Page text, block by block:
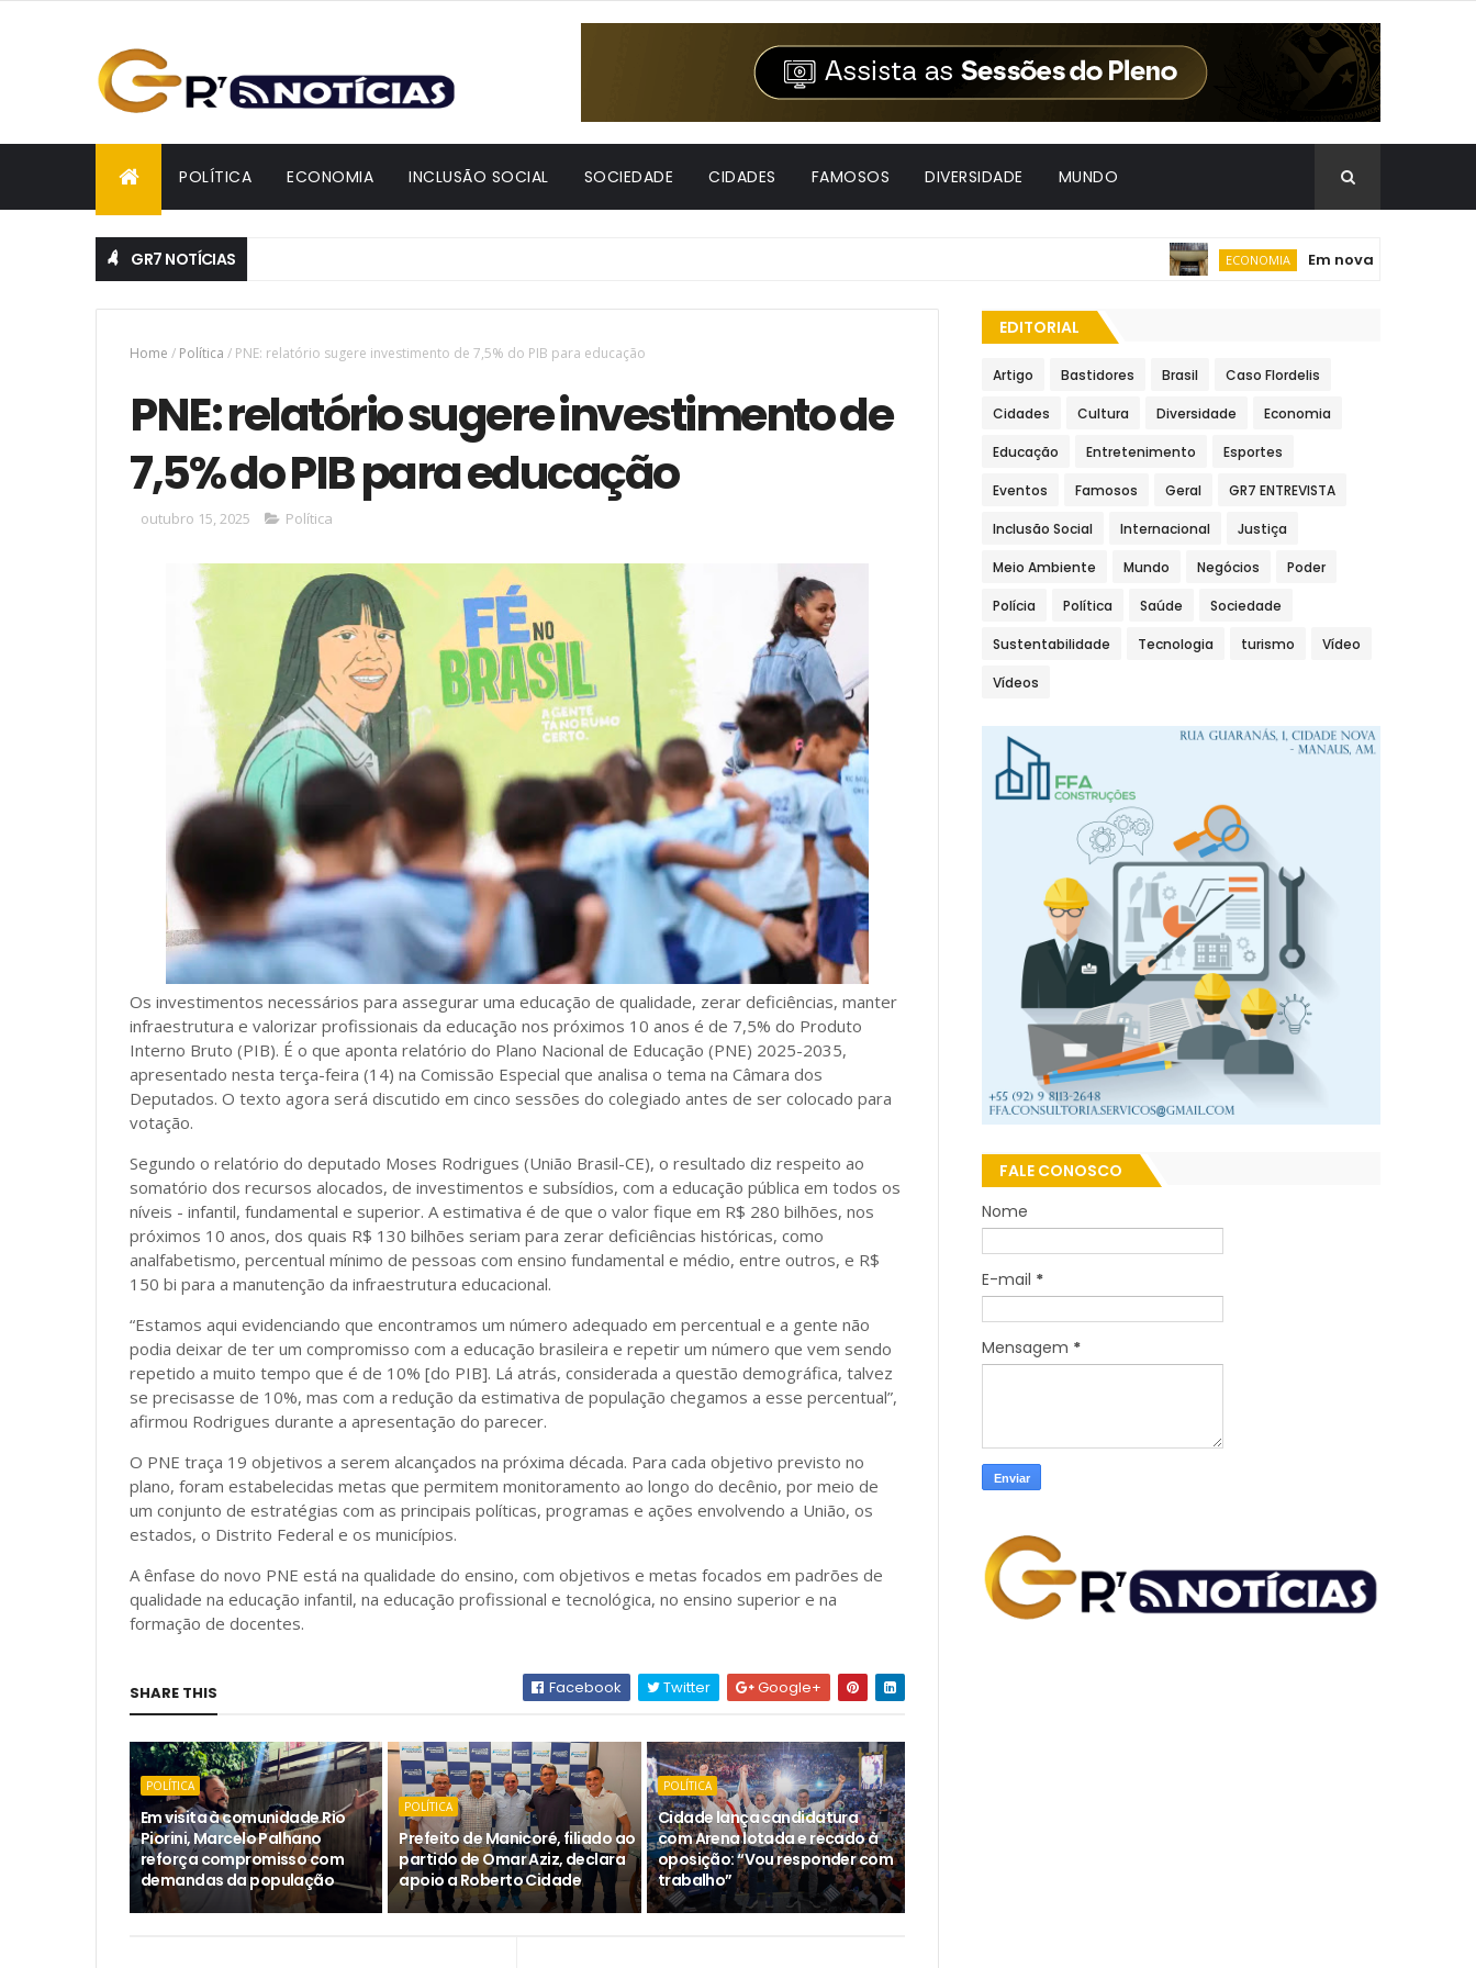
POLÍTICA ECONOMIA INCLUSÃO SOCIAL SOCIEDADE CIDADES FAMOSOS DIVERSIDADE MUNDO
GR7 NOTÍCIAS ECONOMIA Em nova redução,
Home / Política / PNE: relatório sugere investimento de 7,5% do PIB para educação
PNE: relatório sugere investimento de
7,5% do PIB para educação
outubro 15, 2025 Política
Os investimentos necessários para assegurar uma educação de qualidade, zerar deficiências, manter
infraestrutura e valorizar profissionais da educação nos próximos 10 anos é de 7,5% do Produto
Interno Bruto (PIB). É o que aponta relatório do Plano Nacional de Educação (PNE) 2025-2035,
apresentado nesta terça-feira (14) na Comissão Especial que analisa o tema na Câmara dos
Deputados. O texto agora será discutido em cinco sessões do colegiado antes de ser colocado para
votação.
Segundo o relatório do deputado Moses Rodrigues (União Brasil-CE), o resultado diz respeito ao
somatório dos recursos alocados, de investimentos e subsídios, com a educação pública em todos os
níveis - infantil, fundamental e superior. A estimativa é de que o valor fique em R$ 280 bilhões, nos
próximos 10 anos, dos quais R$ 130 bilhões seriam para zerar deficiências históricas, como
analfabetismo, percentual mínimo de pessoas com ensino fundamental e médio, entre outros, e R$
150 bi para a manutenção da infraestrutura educacional.
“Estamos aqui evidenciando que encontramos um número adequado em percentual e a gente não
podia deixar de ter um compromisso com a educação brasileira e repetir um número que vem sendo
repetido a muito tempo que é de 10% [do PIB]. Lá atrás, considerada a questão demográfica, talvez
se precisasse de 10%, mas com a redução da estimativa de população chegamos a esse percentual”,
afirmou Rodrigues durante a apresentação do parecer.
O PNE traça 19 objetivos a serem alcançados na próxima década. Para cada objetivo previsto no
plano, foram estabelecidas metas que permitem monitoramento ao longo do decênio, por meio de
um conjunto de estratégias com as principais políticas, programas e ações envolvendo a União, os
estados, o Distrito Federal e os municípios.
A ênfase do novo PNE está na qualidade do ensino, com objetivos e metas focados em padrões de
qualidade na educação infantil, na educação profissional e tecnológica, no ensino superior e na
formação de docentes.
SHARE THIS Facebook Twitter Google+
POLÍTICA
Em visita à comunidade Rio
Piorini, Marcelo Palhano
reforça compromisso com
demandas da população
POLÍTICA
Prefeito de Manicoré, filiado ao
partido de Omar Aziz, declara
apoio a Roberto Cidade
POLÍTICA
Cidade lança candidatura
com Arena lotada e recado à
oposição: “Vou responder com
trabalho”
EDITORIAL
Artigo Bastidores Brasil Caso Flordelis
Cidades Cultura Diversidade Economia
Educação Entretenimento Esportes
Eventos Famosos Geral GR7 ENTREVISTA
Inclusão Social Internacional Justiça
Meio Ambiente Mundo Negócios Poder
Polícia Política Saúde Sociedade
Sustentabilidade Tecnologia turismo Vídeo
Vídeos
FALE CONOSCO
Nome
E-mail *
Mensagem *